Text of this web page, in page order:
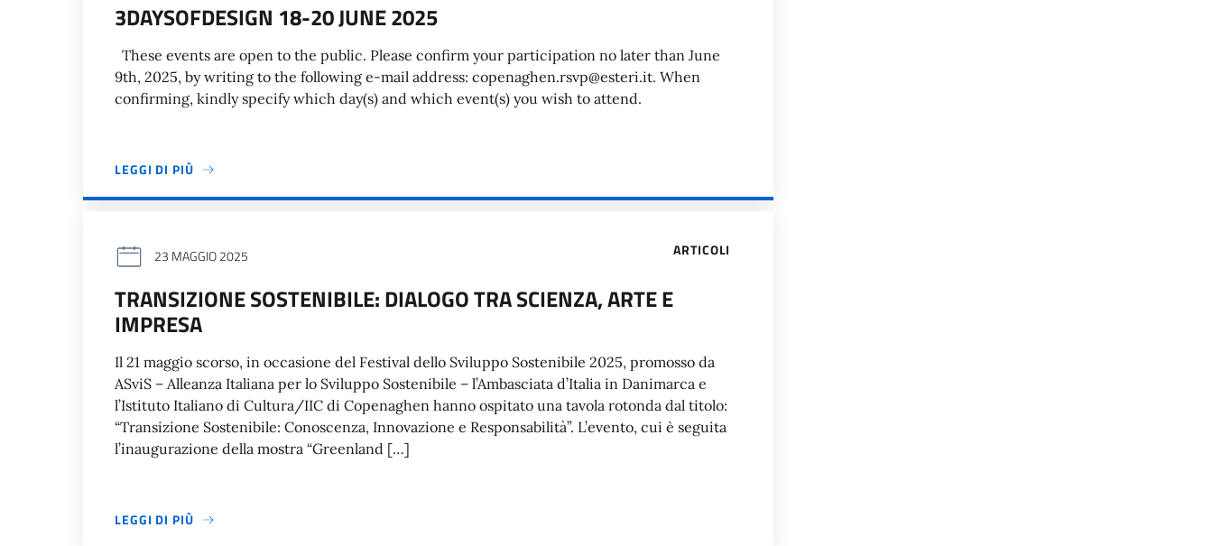
3DAYSOFDESIGN 18-20 JUNE 2025
These events are open to the public. Please confirm your participation no later than June
9th, 2025, by writing to the following e-mail address: copenaghen.rsvp@esteri.it. When
confirming, kindly specify which day(s) and which event(s) you wish to attend.
LEGGI DI PIÙ
ARTICOLI
23 MAGGIO 2025
TRANSIZIONE SOSTENIBILE: DIALOGO TRA SCIENZA, ARTE E
IMPRESA
Il 21 maggio scorso, in occasione del Festival dello Sviluppo Sostenibile 2025, promosso da
ASviS – Alleanza Italiana per lo Sviluppo Sostenibile – l’Ambasciata d’Italia in Danimarca e
l’Istituto Italiano di Cultura/IIC di Copenaghen hanno ospitato una tavola rotonda dal titolo:
“Transizione Sostenibile: Conoscenza, Innovazione e Responsabilità”. L’evento, cui è seguita
l’inaugurazione della mostra “Greenland […]
LEGGI DI PIÙ